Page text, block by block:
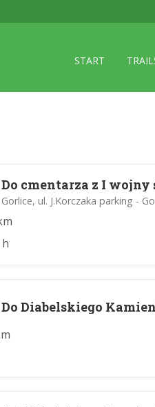
START
Do cmentarza z I
Gorlice, ul. J.Korczaka parking -
Do Diabelskiego